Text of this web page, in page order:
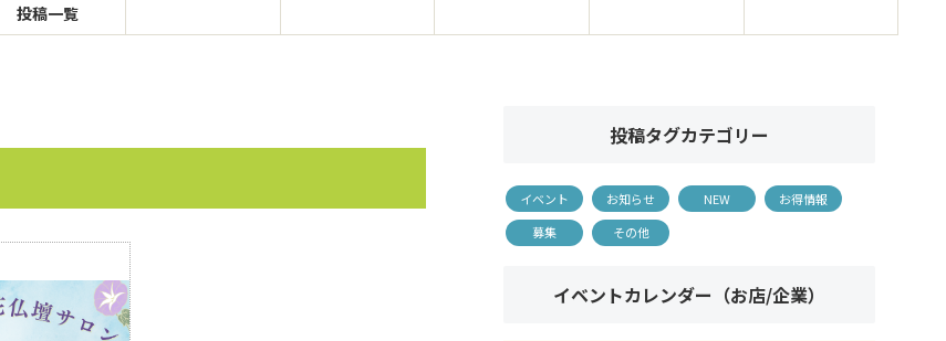
投稿一覧
投稿タグカテゴリー
イベント お知らせ NEW
お得情報
募集
その他
イベントカレンダー（お店/企業）